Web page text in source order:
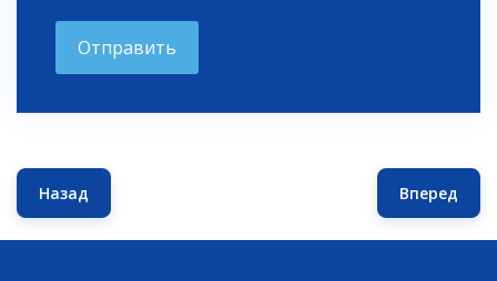
Отправить
Предыдущий: Курс международный опыт
Назад Вперед